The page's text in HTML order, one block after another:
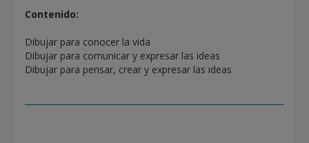
Contenido:
Dibujar para conocer la vida
Dibujar para comunicar y expresar las ideas
Dibujar para pensar, crear y expresar las ideas